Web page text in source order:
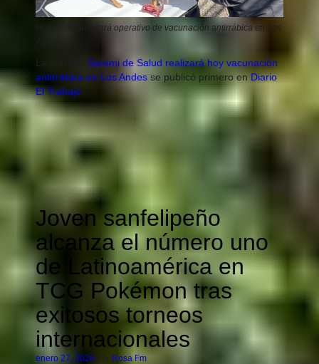
Hoy se desarrollará operativo de vacunación antirrábica en Los
Seremi de Salud realizará hoy vacunación
antirrábica en Los Andes se publicó primero enDiario
El Trabajo
Joven sanfelipeño
alcanza el número uno
de Latinoamérica en
TCG Pokémon tras
exitosos torneos
internacionales
enero 27, 2026 por Rosa Fm